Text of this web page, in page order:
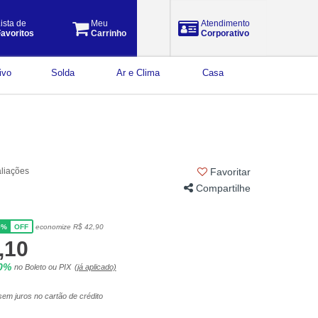
de
Meu
Carrinho
Atendimento
Corporativo
Solda Ar e Clima Casa
Favoritar
Compartilhe
OFF economize R$ 42,90
no Boleto ou PIX (já aplicado)
juros no cartão de crédito